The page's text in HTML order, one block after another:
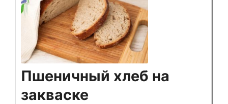
Пшеничный хлеб на
закваске